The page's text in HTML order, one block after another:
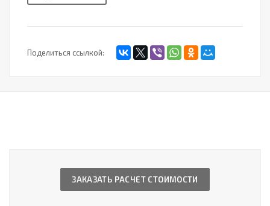
Поделиться ссылкой:
ЗАКАЗАТЬ РАСЧЕТ СТОИМОСТИ